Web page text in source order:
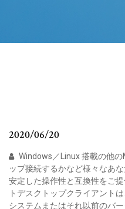
2020/06/20
Windows／Linux 搭載の他
ップ接続するかなど様々なあ
安定した操作性と互換性をご
トデスクトップクライアント
システムまたはそれ以前のバ